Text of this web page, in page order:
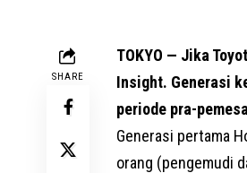
SHARE
TOKYO — Jika
Insight. Generasi
periode pra-
Generasi pertama
orang (pengemudi